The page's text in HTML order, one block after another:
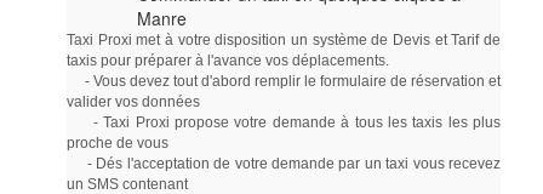
Manre
Taxi Proxi met à votre disposition un système de Devis et Tarif de
taxis pour préparer à l'avance vos déplacements.
- Vous devez tout d'abord remplir le formulaire de réservation et
valider vos données
- Taxi Proxi propose votre demande à tous les taxis les plus
proche de vous
- Dés l'acceptation de votre demande par un taxi vous recevez
un SMS contenant